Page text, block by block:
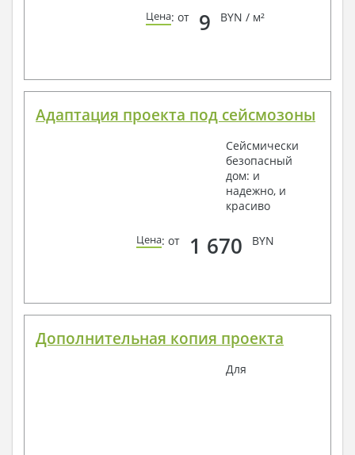
Цена: от 9 BYN / м²
Адаптация проекта под сейсмозоны
Сейсмически
безопасный
дом: и
надежно, и
красиво
Цена: от 1 670 BYN
Дополнительная копия проекта
Для